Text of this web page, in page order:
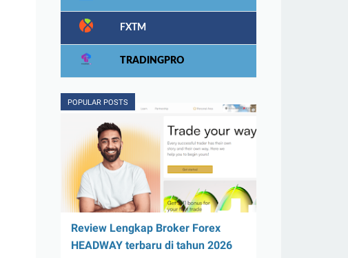
FXTM
TRADINGPRO
POPULAR POSTS
Review Lengkap Broker Forex
HEADWAY terbaru di tahun 2026